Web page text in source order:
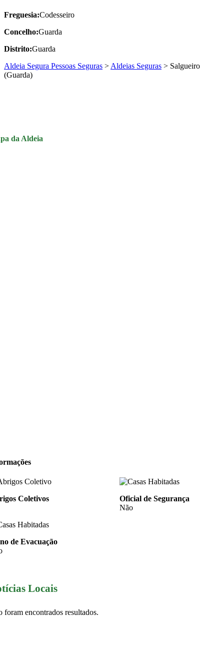
Freguesia:Codesseiro
Concelho:Guarda
Distrito:Guarda
Aldeia Segura Pessoas Seguras > Aldeias Seguras > Salgueiro
(Guarda)
da Aldeia
Coletivos
Oficial de Segurança
Não
de Evacuação
Locais
foram encontrados resultados.